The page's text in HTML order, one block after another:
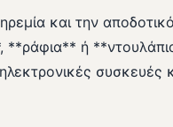
και την
**ράφια** ή
συσκευές